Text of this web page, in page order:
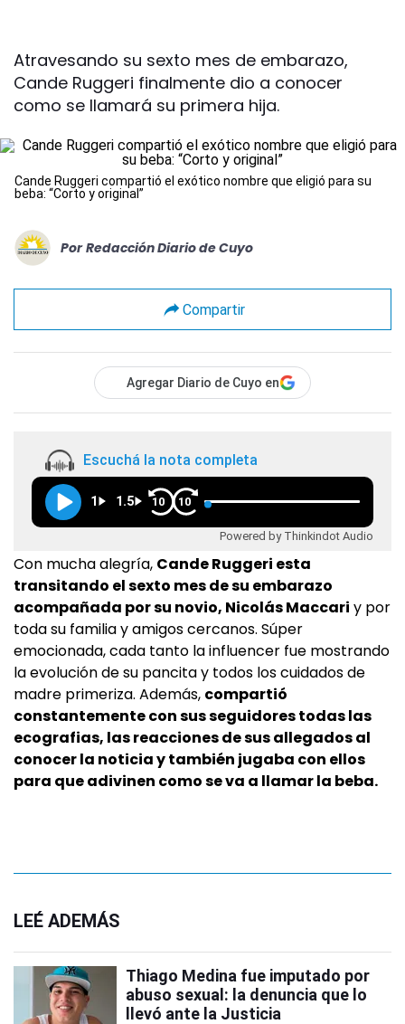
Atravesando su sexto mes de embarazo,
Cande Ruggeri finalmente dio a conocer
como se llamará su primera hija.
Cande Ruggeri compartió el exótico nombre que eligió para su
beba: “Corto y original”
Por Redacción Diario de Cuyo
Compartir
Agregar Diario de Cuyo en
Escuchá la nota completa
1 1.5 10 10
Powered by Thinkindot Audio
Con mucha alegría, Cande Ruggeri esta
transitando el sexto mes de su embarazo
acompañada por su novio, Nicolás Maccari y por
toda su familia y amigos cercanos. Súper
emocionada, cada tanto la influencer fue mostrando
la evolución de su pancita y todos los cuidados de
madre primeriza. Además, compartió
constantemente con sus seguidores todas las
ecografias, las reacciones de sus allegados al
conocer la noticia y también jugaba con ellos
para que adivinen como se va a llamar la beba.
LEÉ ADEMÁS
Thiago Medina fue imputado por
abuso sexual: la denuncia que lo
llevó ante la Justicia